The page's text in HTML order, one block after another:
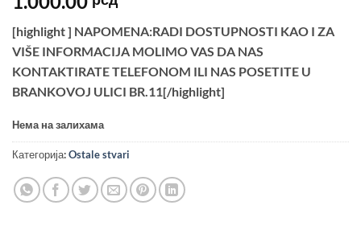
[highlight ] NAPOMENA:RADI DOSTUPNOSTI KAO I ZA
VIŠE INFORMACIJA MOLIMO VAS DA NAS
KONTAKTIRATE TELEFONOM ILI NAS POSETITE U
BRANKOVOJ ULICI BR.11[/highlight]
Нема на залихама
Категорија:Ostale stvari